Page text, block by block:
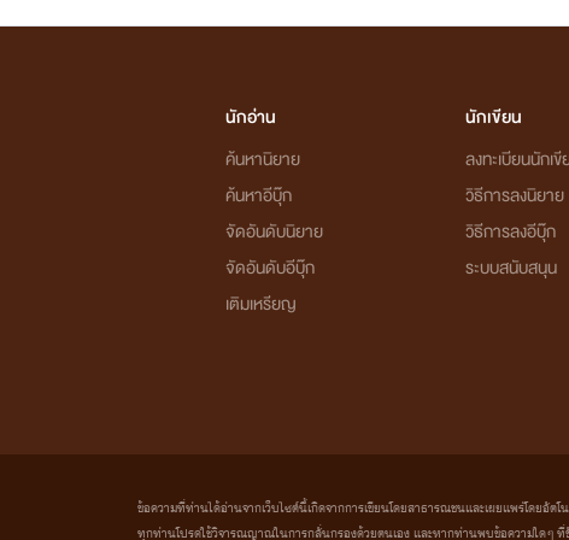
นักอ่าน
ค้นหานิยาย
ค้นหาอีบุ๊ก
จัดอันดับนิยาย
จัดอันดับอีบุ๊ก
เติมเหรียญ
นักเขียน
ลงทะเบียนนักเ
วิธีการลงนิยาย
วิธีการลงอีบุ๊ก
ระบบสนับสนุน
ข้อความที่ท่านได้อ่านจากเว็บไซต์นี้เกิดจากการเขียนโดยสาธารณชนและเผยแพร่โดย
ทุกท่านโปรดใช้วิจารณญาณในการกลั่นกรองด้วยตนเอง และหากท่านพบข้อความใดๆ